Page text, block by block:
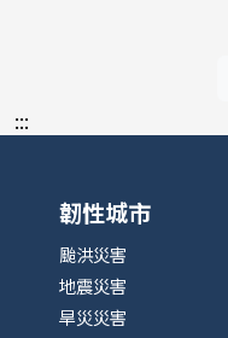
:::
韌性城市
颱洪災害
地震災害
旱災災害